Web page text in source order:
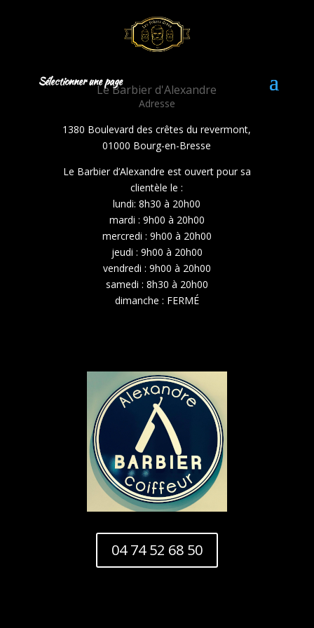
Sélectionner une page
Le Barbier d'Alexandre
Adresse
1380 Boulevard des crêtes du revermont,
01000 Bourg-en-Bresse
Le Barbier d’Alexandre est ouvert pour sa
clientèle le :
lundi: 8h30 à 20h00
mardi : 9h00 à 20h00
mercredi : 9h00 à 20h00
jeudi : 9h00 à 20h00
vendredi : 9h00 à 20h00
samedi : 8h30 à 20h00
dimanche : FERMÉ
04 74 52 68 50